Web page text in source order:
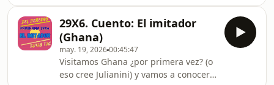
Trofóbico y nuestros amigos y amigas.
llorar.En la versión del revés
conoceremos a su hermano gemelo
(del que no hablan las historias).Y
hacemos un SORTEOOOOOOO... así
que no te lo pierdas y
29X6. Cuento: El imitador
(Ghana)
may. 19, 202600:45:47
Visitamos Ghana ¿por primera vez? (o
eso cree Julianini) y vamos a conocer